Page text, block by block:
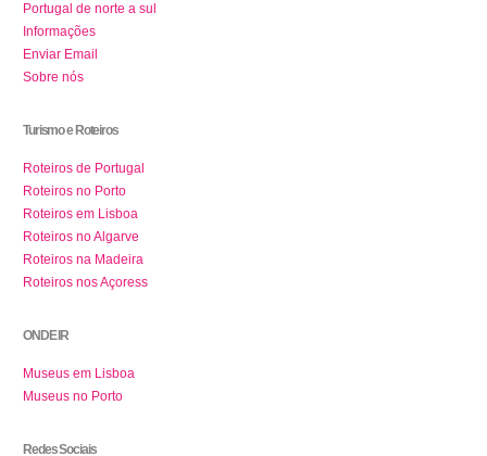
Portugal de norte a sul
Informações
Enviar Email
Sobre nós
Turismo e Roteiros
Roteiros de Portugal
Roteiros no Porto
Roteiros em Lisboa
Roteiros no Algarve
Roteiros na Madeira
Roteiros nos Açoress
ONDE IR
Museus em Lisboa
Museus no Porto
Redes Sociais